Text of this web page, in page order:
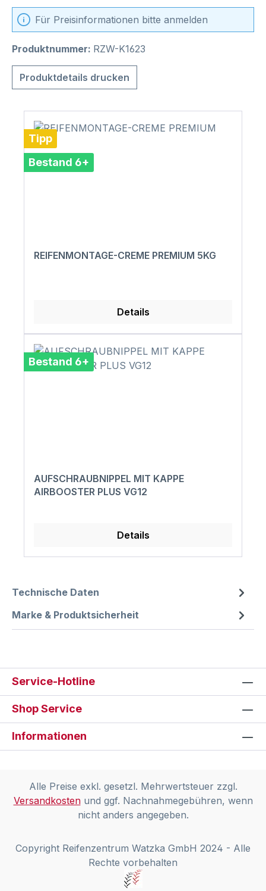
Für Preisinformationen bitte anmelden
Produktnummer: RZW-K1623
Produktdetails drucken
Tipp
Bestand 6+
REIFENMONTAGE-CREME PREMIUM 5KG
Details
Bestand 6+
AUFSCHRAUBNIPPEL MIT KAPPE
AIRBOOSTER PLUS VG12
Details
Technische Daten
Marke & Produktsicherheit
Service-Hotline
Shop Service
Informationen
Alle Preise exkl. gesetzl. Mehrwertsteuer zzgl.
Versandkostenund ggf. Nachnahmegebühren, wenn
nicht anders angegeben.
Copyright Reifenzentrum Watzka GmbH 2024 - Alle
Rechte vorbehalten